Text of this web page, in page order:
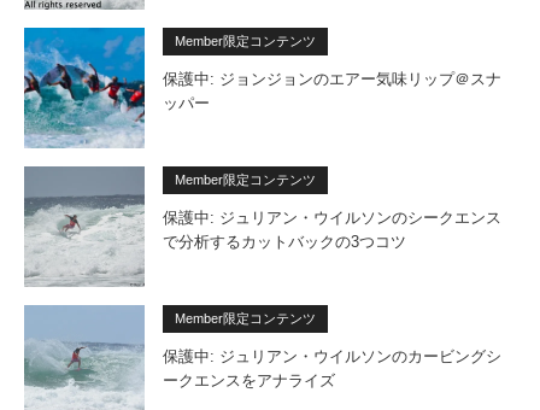
Member限定コンテンツ
保護中: ジョンジョンのエアー気味リップ＠スナ
ッパー
Member限定コンテンツ
保護中: ジュリアン・ウイルソンのシークエンス
で分析するカットバックの3つコツ
Member限定コンテンツ
保護中: ジュリアン・ウイルソンのカービングシ
ークエンスをアナライズ